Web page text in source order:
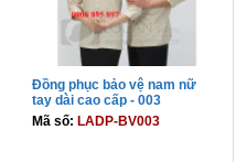
Đồng phục bảo vệ nam nữ
tay dài cao cấp - 003
Mã số: LADP-BV003